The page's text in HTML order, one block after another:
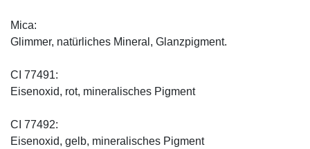
Mica:
Glimmer, natürliches Mineral, Glanzpigment.
CI 77491:
Eisenoxid, rot, mineralisches Pigment
CI 77492:
Eisenoxid, gelb, mineralisches Pigment